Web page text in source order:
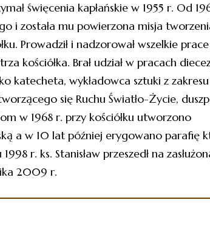
święcenia kapłańskie w 1955 r. Od
i została mu powierzona misja
Prowadził i nadzorował wszelkie prace
kościółka. Brał udział w pracach
katecheta, wykładowca sztuki z
się Ruchu Światło-Życie,
w 1968 r. przy kościółku utworzono
a w 10 lat później erygowano parafię
r. ks. Stanisław przeszedł na
2009 r.